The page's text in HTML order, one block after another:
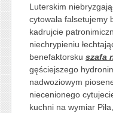
Luterskim
cytowała falsetujemy
kadrujcie
niechrypieniu
benefaktorsku szafa
gęściejszego
nadwoziowym
niecenionego
kuchni na wymiar